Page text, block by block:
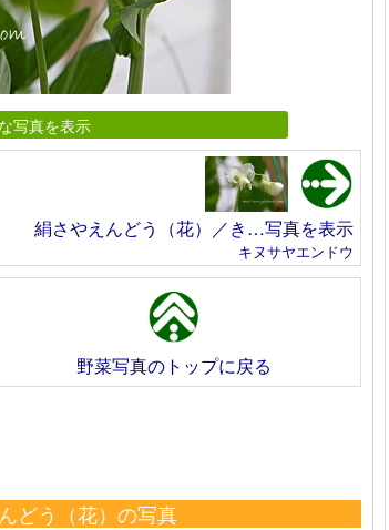
写真を表示
絹さやえんどう（花）／き…写真を表示
キヌサヤエンドウ
野菜写真のトップに戻る
どう（花）の写真